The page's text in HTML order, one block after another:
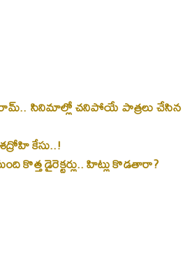
రామ్.. సినిమాల్లో చనిపోయే పాత్రలు చేసిన
కేసు..!
కొత్త డైరెక్టర్లు.. హిట్లు కొడతారా?